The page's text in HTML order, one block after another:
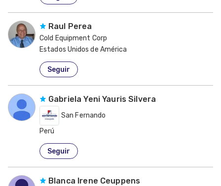
Raul Perea
Cold Equipment Corp
Estados Unidos de América
Seguir
Gabriela Yeni Yauris Silvera
San Fernando
Perú
Seguir
Blanca Irene Ceuppens